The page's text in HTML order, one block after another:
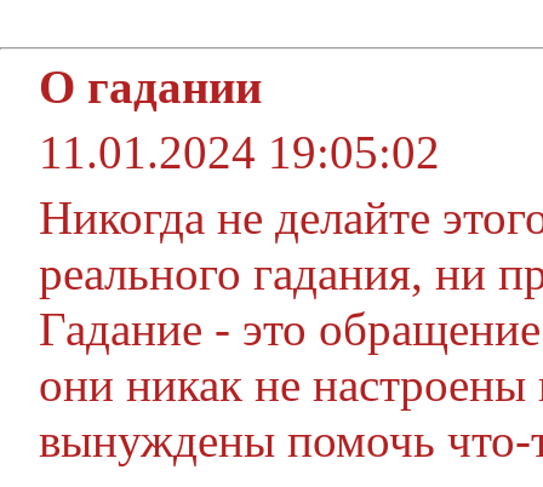
О гадании
11.01.2024 19:05:02
Никогда не делайте
реального гадания, ни
Гадание - это
они никак не
вынуждены помочь что-